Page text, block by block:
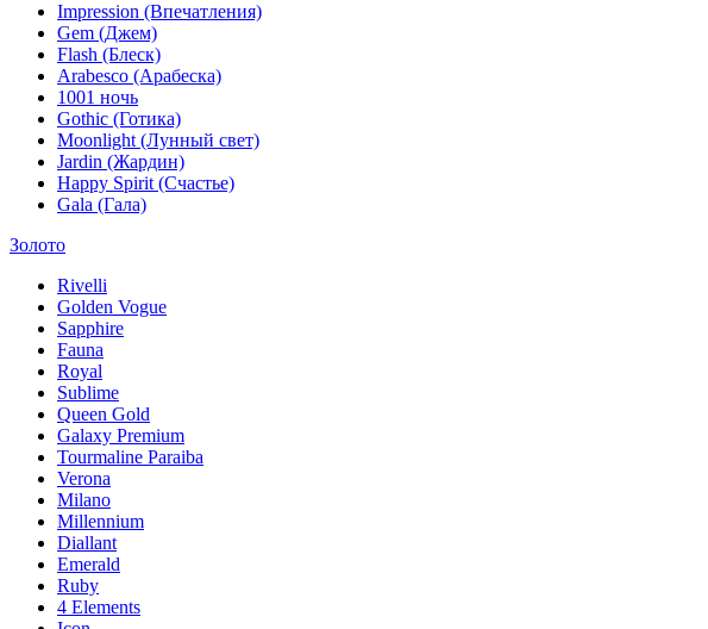
Impression (Впечатления)
Gem (Джем)
Flash (Блеск)
Arabesco (Арабеска)
1001 ночь
Gothic (Готика)
Moonlight (Лунный свет)
Jardin (Жардин)
Happy Spirit (Счастье)
Gala (Гала)
Золото
Rivelli
Golden Vogue
Sapphire
Fauna
Royal
Sublime
Queen Gold
Galaxy Premium
Tourmaline Paraiba
Verona
Milano
Millennium
Diallant
Emerald
Ruby
4 Elements